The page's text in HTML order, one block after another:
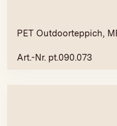
PET Outdoorteppich,
Art.-Nr. pt.090.073